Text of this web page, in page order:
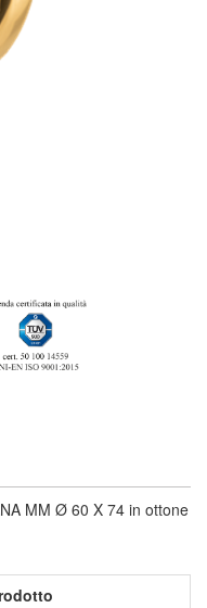
MM Ø 60 X 74 in ottone